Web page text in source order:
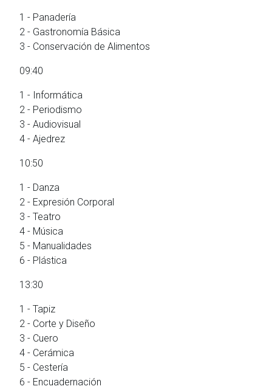
1 - Panadería
2 - Gastronomía Básica
3 - Conservación de Alimentos
09:40
1 - Informática
2 - Periodismo
3 - Audiovisual
4 - Ajedrez
10:50
1 - Danza
2 - Expresión Corporal
3 - Teatro
4 - Música
5 - Manualidades
6 - Plástica
13:30
1 - Tapiz
2 - Corte y Diseño
3 - Cuero
4 - Cerámica
5 - Cestería
6 - Encuadernación